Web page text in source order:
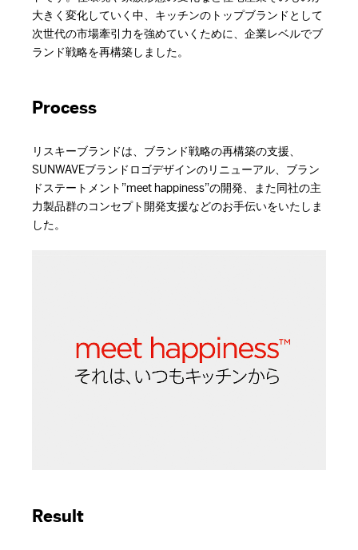
大きく変化していく中、キッチンのトップブランドとして
次世代の市場牽引力を強めていくために、企業レベルでブ
ランド戦略を再構築しました。
Process
リスキーブランドは、ブランド戦略の再構築の支援、
SUNWAVEブランドロゴデザインのリニューアル、ブラン
ドステートメント”meet happiness”の開発、また同社の主
力製品群のコンセプト開発支援などのお手伝いをいたしま
した。
Result